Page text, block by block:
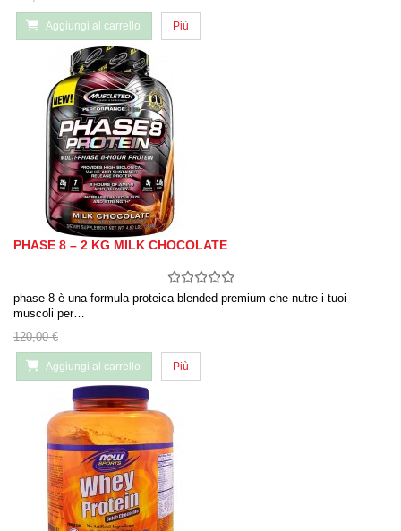
Aggiungi al carrello Più
PHASE 8 – 2 KG MILK CHOCOLATE
phase 8 è una formula proteica blended premium che nutre i tuoi
muscoli per…
120,00 €
Aggiungi al carrello Più